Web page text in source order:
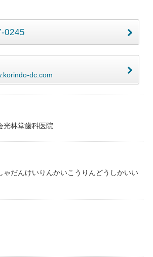
0245
dc.com
光林堂歯科医院
ゃだんけいりんかいこうりんどうしかいい